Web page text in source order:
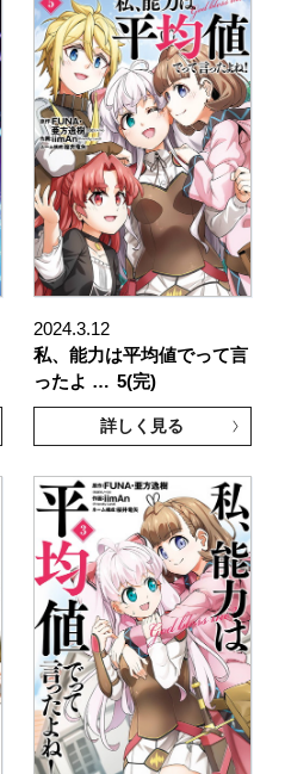
2024.3.12
私、能力は平均値でって言
ったよ … 5(完)
詳しく見る